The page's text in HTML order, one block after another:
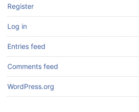
Register
Log in
Entries feed
Comments feed
WordPress.org